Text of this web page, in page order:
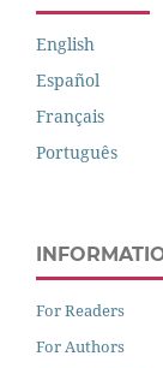
English
Español
Français
Português
For Readers
For Authors